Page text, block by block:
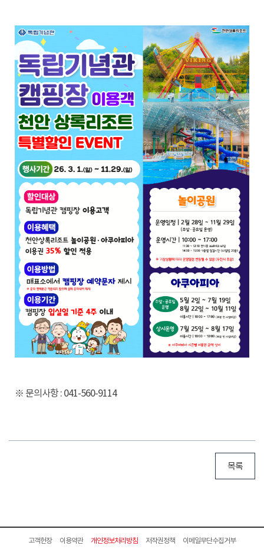
※ 문의사항 : 041-560-9114
목록
고객헌장 이용약관 개인정보처리방침 저작권정책 이메일무단수집거부